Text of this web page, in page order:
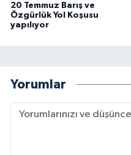
20 Temmuz Barış ve
Özgürlük Yol Koşusu
yapılıyor
Yorumlar